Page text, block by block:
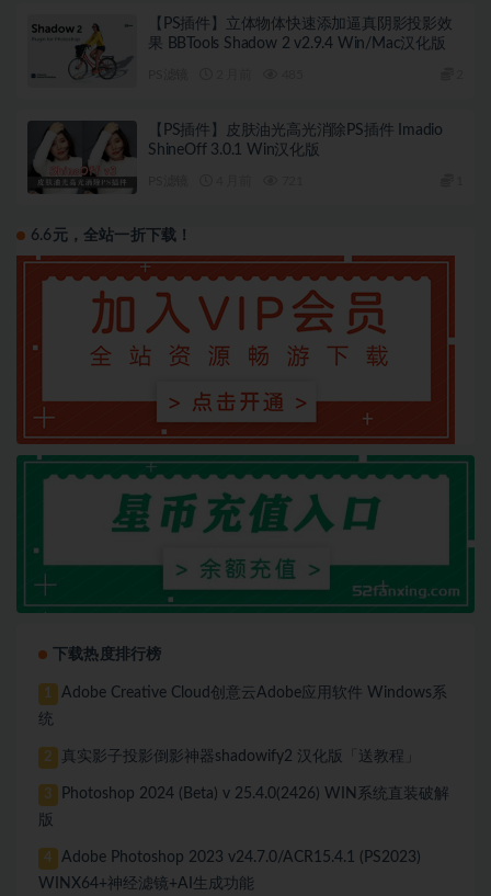
【PS插件】立体物体快速添加逼真阴影投影效
果 BBTools Shadow 2 v2.9.4 Win/Mac汉化版
【PS插件】皮肤油光高光消除PS插件 Imadio
ShineOff 3.0.1 Win汉化版
6.6元，全站一折下载！
下载热度排行榜
1
Adobe Creative Cloud创意云Adobe应用软件 Windows系
统
2 真实影子投影倒影神器shadowify2 汉化版「送教程」
3
Photoshop 2024 (Beta) v 25.4.0(2426) WIN系统直装破解
版
4
Adobe Photoshop 2023 v24.7.0/ACR15.4.1 (PS2023)
WINX64+神经滤镜+AI生成功能